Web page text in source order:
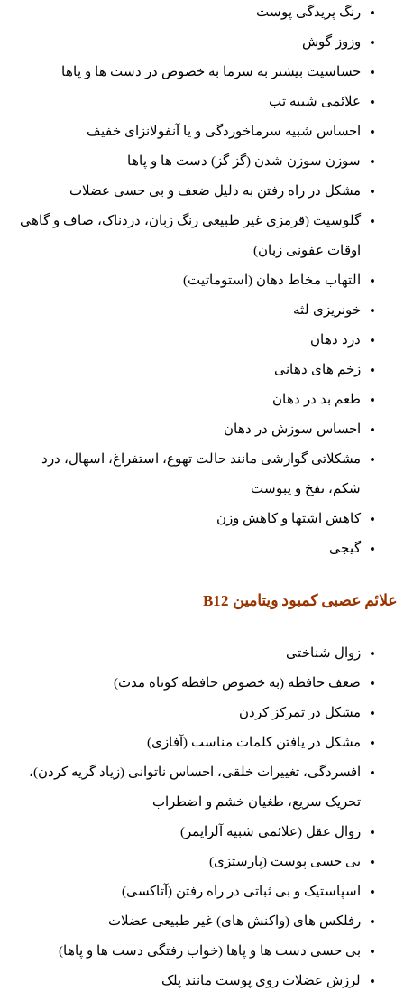
رنگ پریدگی پوست
وزوز گوش
حساسیت بیشتر به سرما به خصوص در دست ها و پاها
علائمی شبیه تب
احساس شبیه سرماخوردگی و یا آنفولانزای خفیف
سوزن سوزن شدن (گز گز) دست ها و پاها
مشکل در راه رفتن به دلیل ضعف و بی حسی عضلات
گلوسیت (قرمزی غیر طبیعی رنگ زبان، دردناک، صاف و گاهی
اوقات عفونی زبان)
التهاب مخاط دهان (استوماتیت)
خونریزی لثه
درد دهان
زخم های دهانی
طعم بد در دهان
احساس سوزش در دهان
مشکلاتی گوارشی مانند حالت تهوع، استفراغ، اسهال، درد
شکم، نفخ و یبوست
کاهش اشتها و کاهش وزن
گیجی
علائم عصبی کمبود ویتامین B12
زوال شناختی
ضعف حافظه (به خصوص حافظه کوتاه مدت)
مشکل در تمرکز کردن
مشکل در یافتن کلمات مناسب (آفازی)
افسردگی، تغییرات خلقی، احساس ناتوانی (زیاد گریه کردن)،
تحریک سریع، طغیان خشم و اضطراب
زوال عقل (علائمی شبیه آلزایمر)
بی حسی پوست (پارستزی)
اسپاستیک و بی ثباتی در راه رفتن (آتاکسی)
رفلکس های (واکنش های) غیر طبیعی عضلات
بی حسی دست ها و پاها (خواب رفتگی دست ها و پاها)
لرزش عضلات روی پوست مانند پلک